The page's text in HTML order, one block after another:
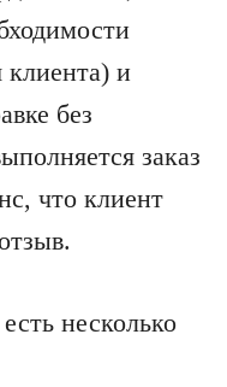
клиента) и
без
заказ
что клиент
несколько